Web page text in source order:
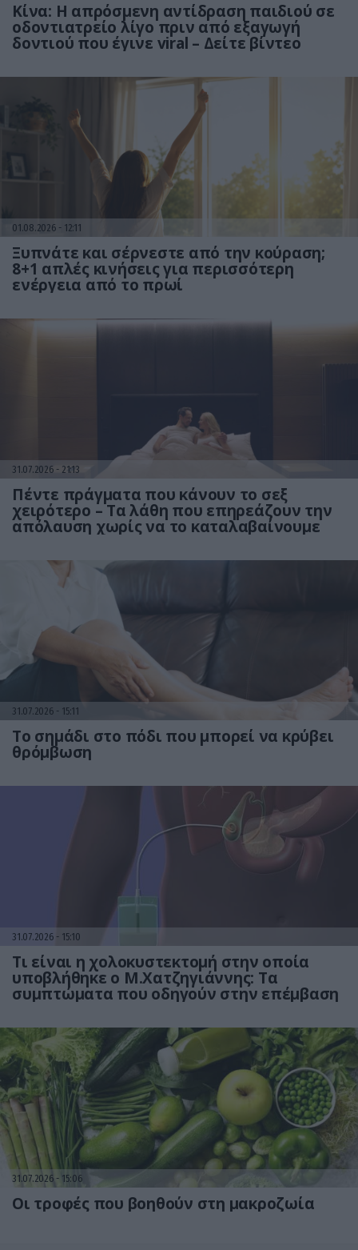
Κίνα: Η απρόσμενη αντίδραση παιδιού σε
οδοντιατρείο λίγο πριν από εξαγωγή
δοντιού που έγινε viral – Δείτε βίντεο
01.08.2026 12:11
Ξυπνάτε και σέρνεστε από την κούραση;
8+1 απλές κινήσεις για περισσότερη
ενέργεια από το πρωί
31.07.2026 21:13
Πέντε πράγματα που κάνουν το σεξ
χειρότερο – Τα λάθη που επηρεάζουν την
απόλαυση χωρίς να το καταλαβαίνουμε
31.07.2026 15:11
Το σημάδι στο πόδι που μπορεί να κρύβει
θρόμβωση
31.07.2026 15:10
Τι είναι η χολοκυστεκτομή στην οποία
υποβλήθηκε ο Μ.Χατζηγιάννης: Tα
συμπτώματα που οδηγούν στην επέμβαση
31.07.2026 15:06
Οι τροφές που βοηθούν στη μακροζωία